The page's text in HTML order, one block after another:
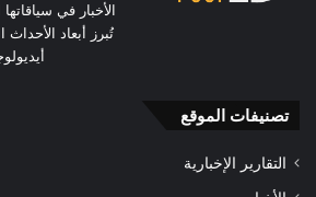
الأخبار في
تُبرز أبعاد الأحداث
تصنيفات الموقع
التقارير الإخبارية